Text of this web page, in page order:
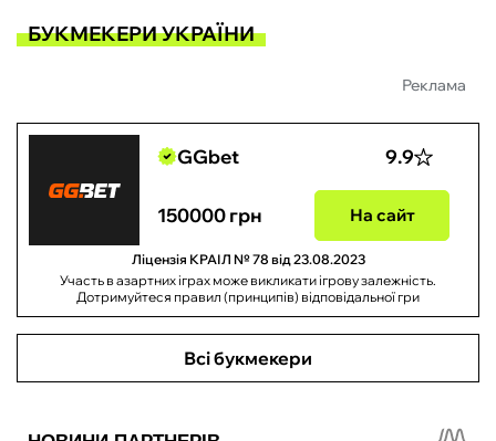
БУКМЕКЕРИ УКРАЇНИ
Реклама
GGbet 9.9
150000 грн На сайт
Ліцензія КРАІЛ № 78 від 23.08.2023
Участь в азартних іграх може викликати ігрову залежність.
Дотримуйтеся правил (принципів) відповідальної гри
Всі букмекери